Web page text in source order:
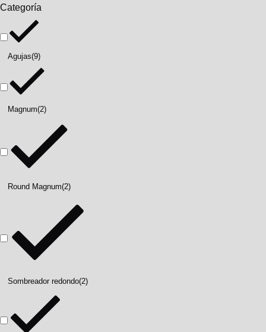
Categoría
Agujas(9)
Magnum(2)
Round Magnum(2)
Sombreador redondo(2)